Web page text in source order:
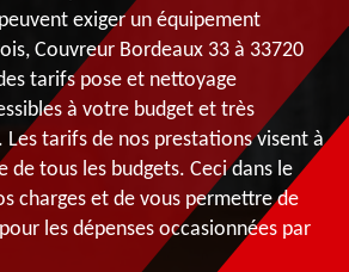
exiger un équipement
Couvreur Bordeaux 33 à 33720
tarifs pose et nettoyage
à votre budget et très
tarifs de nos prestations visent à
de tous les budgets. Ceci dans le
charges et de vous permettre de
les dépenses occasionnées par